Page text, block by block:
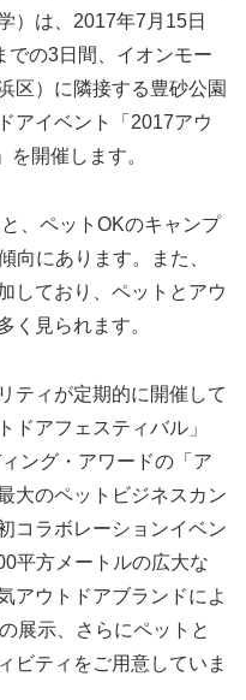
）は、2017年7月15日
での3日間、イオンモー
区）に隣接する豊砂公園
アイベント「2017アウ
を開催します。
、ペットOKのキャンプ
向にあります。また、
しており、ペットとアウ
く見られます。
ティが定期的に開催して
ドアフェスティバル」
ング・アワードの「ア
大のペットビジネスカン
コラボレーションイベン
平方メートルの広大な
アウトドアブランドによ
展示、さらにペットと
ビティをご用意していま